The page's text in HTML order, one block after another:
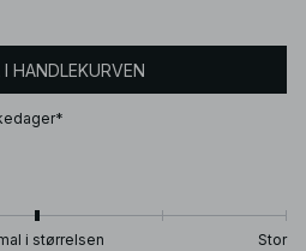
I HANDLEKURVEN
i størrelsen Stor